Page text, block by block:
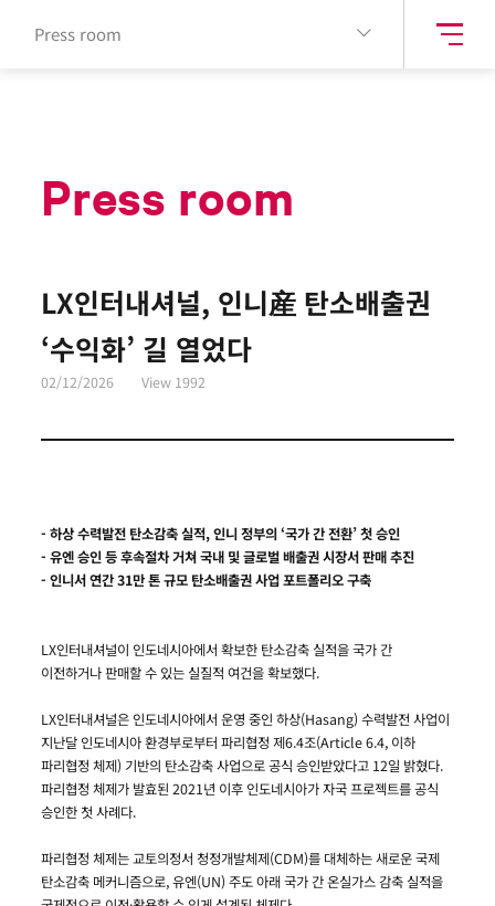
Press room
Press room
LX인터내셔널, 인니産 탄소배출권
‘수익화’ 길 열었다
02/12/2026 View 1992
- 하상 수력발전 탄소감축 실적, 인니 정부의 ‘국가 간 전환’ 첫 승인
- 유엔 승인 등 후속절차 거쳐 국내 및 글로벌 배출권 시장서 판매 추진
- 인니서 연간 31만 톤 규모 탄소배출권 사업 포트폴리오 구축
LX인터내셔널이 인도네시아에서 확보한 탄소감축 실적을 국가 간
이전하거나 판매할 수 있는 실질적 여건을 확보했다.
LX인터내셔널은 인도네시아에서 운영 중인 하상(Hasang) 수력발전 사업이
지난달 인도네시아 환경부로부터 파리협정 제6.4조(Article 6.4, 이하
파리협정 체제) 기반의 탄소감축 사업으로 공식 승인받았다고 12일 밝혔다.
파리협정 체제가 발효된 2021년 이후 인도네시아가 자국 프로젝트를 공식
승인한 첫 사례다.
파리협정 체제는 교토의정서 청정개발체제(CDM)를 대체하는 새로운 국제
탄소감축 메커니즘으로, 유엔(UN) 주도 아래 국가 간 온실가스 감축 실적을